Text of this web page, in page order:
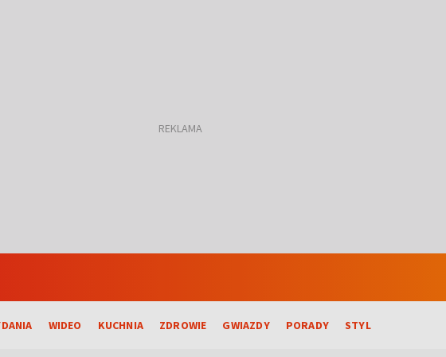
WIDEO KUCHNIA ZDROWIE GWIAZDY PORADY STYL